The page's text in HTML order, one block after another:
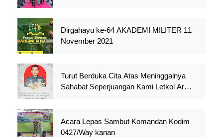
Dirgahayu ke-64 AKADEMI MILITER 11
November 2021
Turut Berduka Cita Atas Meninggalnya
Sahabat Seperjuangan Kami Letkol Arm
Acara Lepas Sambut Komandan Kodim
0427/Way kanan